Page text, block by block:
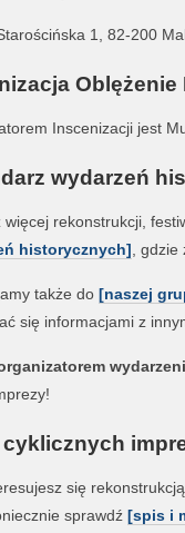
1, 82-200
Inscenizacji jest
wydarzeń
więcej rekonstrukcji,
historycznych] ,
także do [naszej
się informacjami z
cyklicznych
się
sprawdź [spis i